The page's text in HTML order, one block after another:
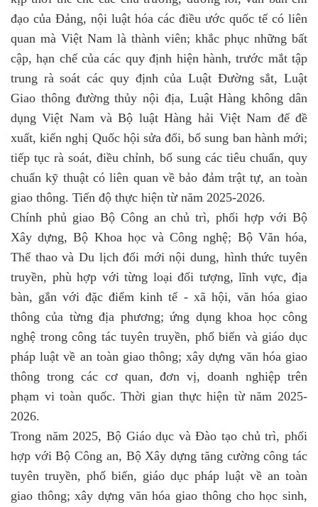
đạo của Đảng, nội luật hóa các điều ước quốc tế có liên
quan mà Việt Nam là thành viên; khắc phục những bất
cập, hạn chế của các quy định hiện hành, trước mắt tập
trung rà soát các quy định của Luật Đường sắt, Luật
Giao thông đường thủy nội địa, Luật Hàng không dân
dụng Việt Nam và Bộ luật Hàng hải Việt Nam để đề
xuất, kiến nghị Quốc hội sửa đổi, bổ sung ban hành mới;
tiếp tục rà soát, điều chỉnh, bổ sung các tiêu chuẩn, quy
chuẩn kỹ thuật có liên quan về bảo đảm trật tự, an toàn
giao thông. Tiến độ thực hiện từ năm 2025-2026.
Chính phủ giao Bộ Công an chủ trì, phối hợp với Bộ
Xây dựng, Bộ Khoa học và Công nghệ; Bộ Văn hóa,
Thể thao và Du lịch đổi mới nội dung, hình thức tuyên
truyền, phù hợp với từng loại đối tượng, lĩnh vực, địa
bàn, gắn với đặc điểm kinh tế - xã hội, văn hóa giao
thông của từng địa phương; ứng dụng khoa học công
nghệ trong công tác tuyên truyền, phổ biến và giáo dục
pháp luật về an toàn giao thông; xây dựng văn hóa giao
thông trong các cơ quan, đơn vị, doanh nghiệp trên
phạm vi toàn quốc. Thời gian thực hiện từ năm 2025-
2026.
Trong năm 2025, Bộ Giáo dục và Đào tạo chủ trì, phối
hợp với Bộ Công an, Bộ Xây dựng tăng cường công tác
tuyên truyền, phổ biến, giáo dục pháp luật về an toàn
giao thông; xây dựng văn hóa giao thông cho học sinh,